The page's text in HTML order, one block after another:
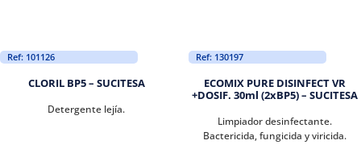
Ref: 101126
CLORIL BP5 – SUCITESA
Detergente lejía.
Ref: 130197
ECOMIX PURE DISINFECT VR
+DOSIF. 30ml (2xBP5) – SUCITESA
Limpiador desinfectante.
Bactericida, fungicida y viricida.